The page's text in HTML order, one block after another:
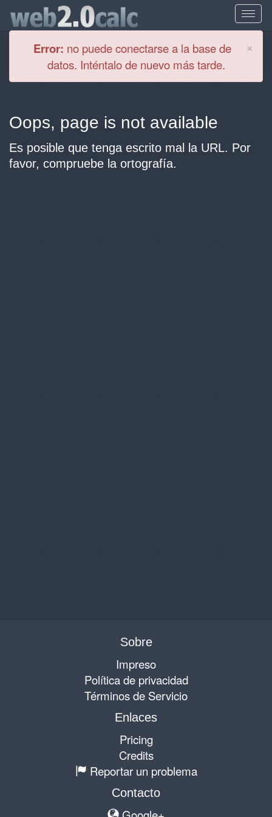
×
Error: no puede conectarse a la base de
datos. Inténtalo de nuevo más tarde.
Oops, page is not available
Es posible que tenga escrito mal la URL. Por
favor, compruebe la ortografía.
Sobre
Impreso
Política de privacidad
Términos de Servicio
Enlaces
Pricing
Credits
Reportar un problema
Contacto